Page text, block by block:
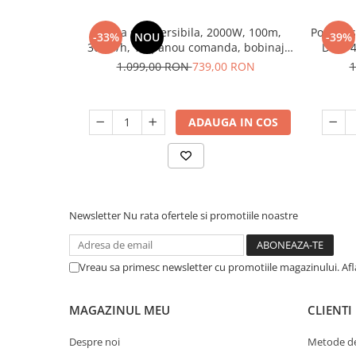
Ventilatoare & Sisteme Racire
Aparate de aer conditionat
-33% NOU
Pompa submersibila, 2000W, 100m,
3000l/h, 1", panou comanda, bobinaj
cupru, Micul Fermier GF-0745-S001-G02
1.099,00 RON739,00 RON
ADAUGA IN COS
-39%
Pompa
DDT,
Newsletter Nu rata ofertele si promotiile noastre
Vreau sa primesc newsletter cu promotiile magazinului.
MAGAZINUL MEU
Despre noi
CLIENTI
Metode